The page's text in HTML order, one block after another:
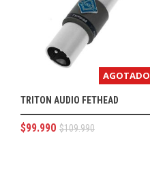
AGOTADO
TRITON AUDIO FETHEAD
$109.990
$99.990